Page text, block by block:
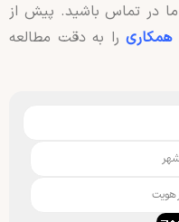
ما در تماس باشید. پیش از
را به دقت مطالعه